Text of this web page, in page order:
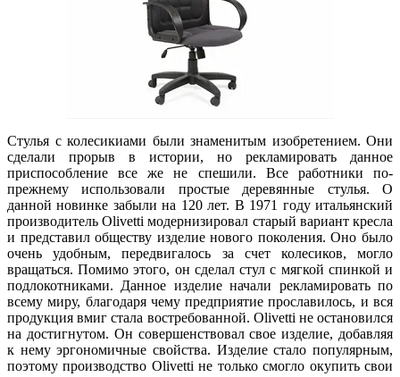
Стулья с колесикиами были знаменитым изобретением. Они
сделали прорыв в истории, но рекламировать данное
приспособление все же не спешили. Все работники по-
прежнему использовали простые деревянные стулья. О
данной новинке забыли на 120 лет. В 1971 году итальянский
производитель Olivetti модернизировал старый вариант кресла
и представил обществу изделие нового поколения. Оно было
очень удобным, передвигалось за счет колесиков, могло
вращаться. Помимо этого, он сделал стул с мягкой спинкой и
подлокотниками. Данное изделие начали рекламировать по
всему миру, благодаря чему предприятие прославилось, и вся
продукция вмиг стала востребованной. Olivetti не остановился
на достигнутом. Он совершенствовал свое изделие, добавляя
к нему эргономичные свойства. Изделие стало популярным,
поэтому производство Olivetti не только смогло окупить свои